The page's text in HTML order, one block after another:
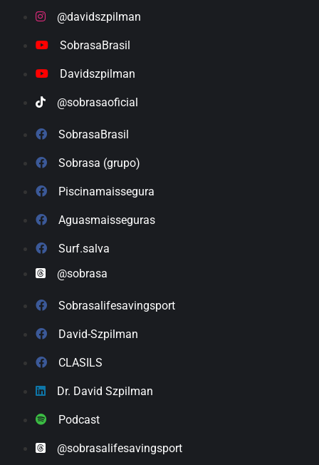
@davidszpilman
SobrasaBrasil
Davidszpilman
@sobrasaoficial
SobrasaBrasil
Sobrasa (grupo)
Piscinamaissegura
Aguasmaisseguras
Surf.salva
@sobrasa
Sobrasalifesavingsport
David-Szpilman
CLASILS
Dr. David Szpilman
Podcast
@sobrasalifesavingsport